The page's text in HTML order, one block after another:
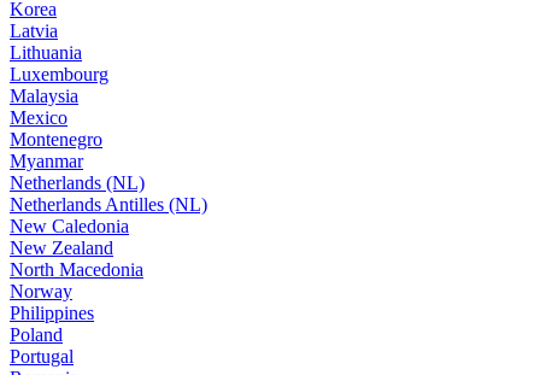
Korea
Latvia
Lithuania
Luxembourg
Malaysia
Mexico
Montenegro
Myanmar
Netherlands (NL)
Netherlands Antilles (NL)
New Caledonia
New Zealand
North Macedonia
Norway
Philippines
Poland
Portugal